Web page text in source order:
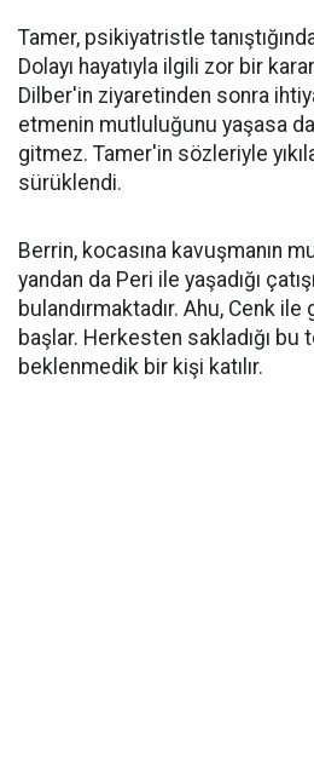
Tamer, psikiyatristle
Dolayı hayatıyla ilgili zor bir
Dilber'in ziyaretinden sonra
etmenin mutluluğunu yaşasa da
gitmez. Tamer'in sözleriyle
sürüklendi.
Berrin, kocasına kavuşmanın
yandan da Peri ile yaşadığı
bulandırmaktadır. Ahu, Cenk
başlar. Herkesten sakladığı bu
beklenmedik bir kişi katılır.